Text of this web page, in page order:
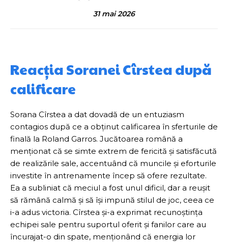
31 mai 2026
Reacția Soranei Cîrstea după
calificare
Sorana Cîrstea a dat dovadă de un entuziasm
contagios după ce a obținut calificarea în sferturile de
finală la Roland Garros. Jucătoarea română a
menționat că se simte extrem de fericită și satisfăcută
de realizările sale, accentuând că muncile și eforturile
investite în antrenamente încep să ofere rezultate.
Ea a subliniat că meciul a fost unul dificil, dar a reușit
să rămână calmă și să își impună stilul de joc, ceea ce
i-a adus victoria. Cîrstea și-a exprimat recunoștința
echipei sale pentru suportul oferit și fanilor care au
încurajat-o din spate, menționând că energia lor